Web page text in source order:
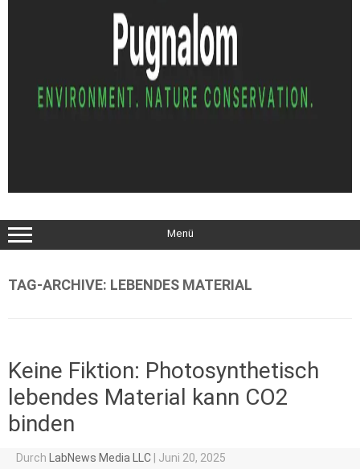
Menü
TAG-ARCHIVE: LEBENDES MATERIAL
Keine Fiktion: Photosynthetisch
lebendes Material kann CO2
binden
Durch LabNews Media LLC Juni 20, 2025